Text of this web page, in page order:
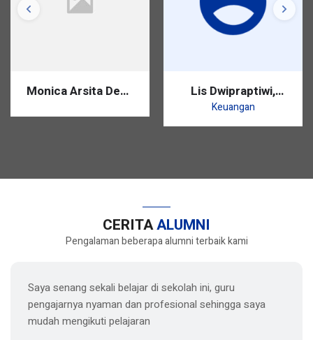
Monica Arsita Dewi, Lis Dwipraptiwi,
S.Pd.
Keuangan
CERITAALUMNI
Pengalaman beberapa alumni terbaik kami
Saya senang sekali belajar di sekolah ini, guru
pengajarnya nyaman dan profesional sehingga saya
mudah mengikuti pelajaran